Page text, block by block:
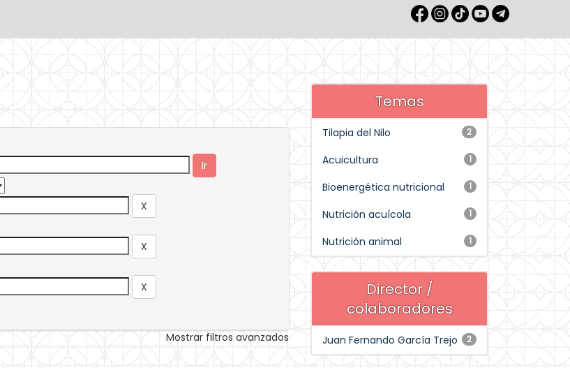
Mostrar filtros avanzados
Temas
2
Tilapia del Nilo
1
Acuicultura
1
Bioenergética nutricional
1
Nutrición acuícola
1
Nutrición animal
Director /
colaboradores
2
Juan Fernando García Trejo